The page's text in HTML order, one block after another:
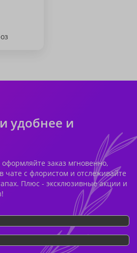
удобнее и
заказ мгновенно,
чате с флористом и отслеживайте
Плюс - эксклюзивные акции и